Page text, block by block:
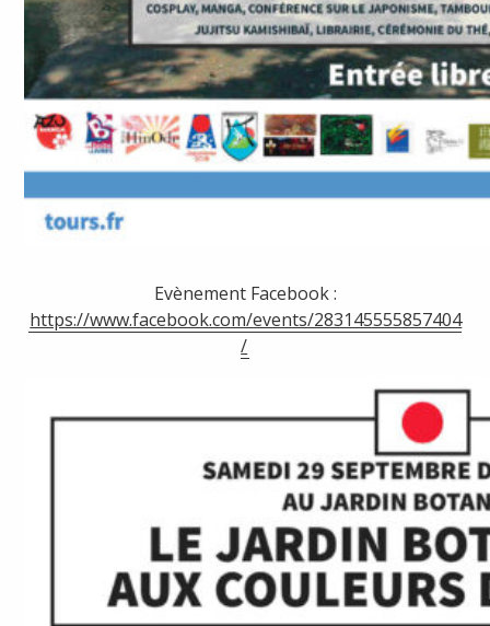
Evènement Facebook :
https://www.facebook.com/events/283145555857404
/